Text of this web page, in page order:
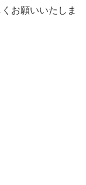
お願いいたしま